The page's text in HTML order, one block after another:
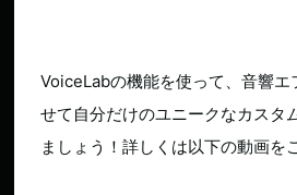
VoiceLabの機能を使って、音響エ
せて自分だけのユニークなカスタ
ましょう！詳しくは以下の動画を